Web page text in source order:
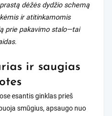
dėžės dydžio schemą
ir atitinkamomis
prie pakavimo stalo—tai
ir saugias
esantis ginklas prieš
smūgius, apsaugo nuo